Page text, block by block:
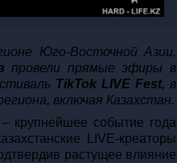
Юго-Восточной Азии,
провели прямые эфиры в
TikTok LIVE Fest, в
включая Казахстан.
– крупнейшее событие года
LIVE-креаторы
растущее влияние